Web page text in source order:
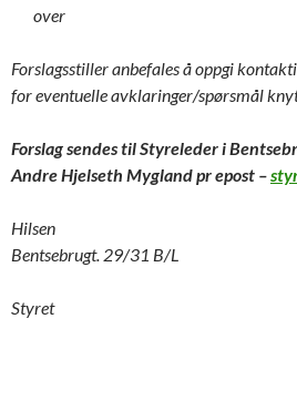
over
Forslagsstiller anbefales å oppgi
for eventuelle avklaringer/spørsmål
Forslag sendes til Styreleder i
Andre Hjelseth Mygland pr epost –
Hilsen
Bentsebrugt. 29/31 B/L
Styret